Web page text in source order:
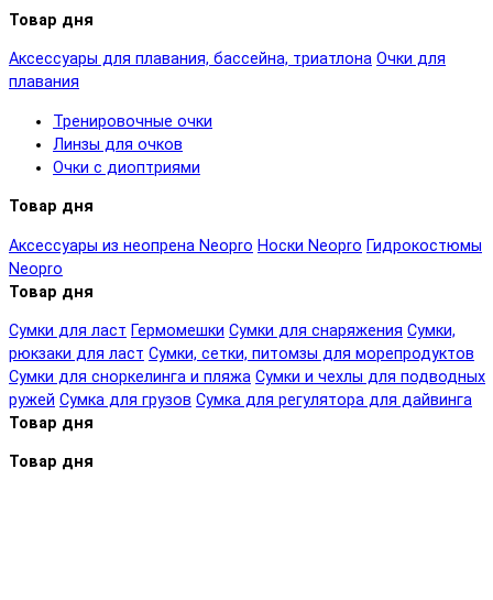
Товар дня
Аксессуары для плавания, бассейна, триатлона Очки для
плавания
Тренировочные очки
Линзы для очков
Очки с диоптриями
Товар дня
Аксессуары из неопрена Neopro Носки Neopro Гидрокостюмы
Neopro
Товар дня
Сумки для ласт Гермомешки Сумки для снаряжения Сумки,
рюкзаки для ласт Сумки, сетки, питомзы для морепродуктов
Сумки для сноркелинга и пляжа Сумки и чехлы для подводных
ружей Сумка для грузов Сумка для регулятора для дайвинга
Товар дня
Товар дня